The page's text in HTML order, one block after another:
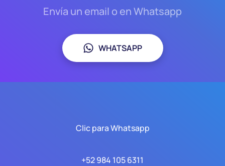
Envía un email o en Whatsapp
WHATSAPP
Clic para Whatsapp
+52 984 105 6311